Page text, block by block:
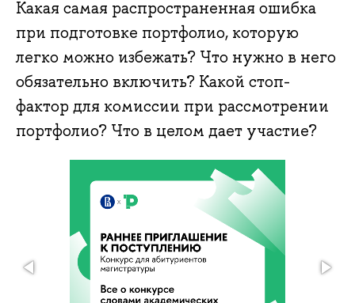
Какая самая распространенная ошибка
при подготовке портфолио, которую
легко можно избежать? Что нужно в него
обязательно включить? Какой стоп-
фактор для комиссии при рассмотрении
портфолио? Что в целом дает участие?